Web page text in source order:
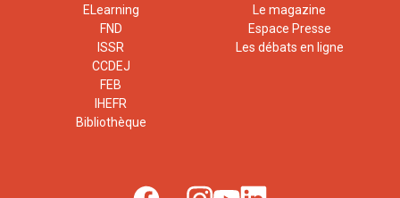
ELearning
FND
ISSR
CCDEJ
FEB
IHEFR
Bibliothèque
Le magazine
Espace Presse
Les débats en ligne